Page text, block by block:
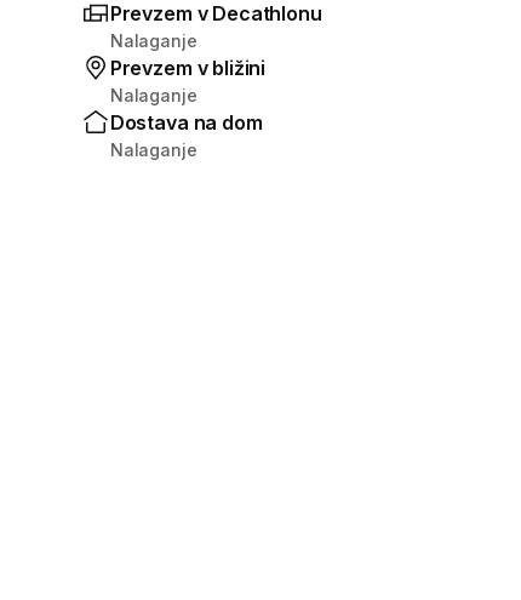
Prevzem v Decathlonu
Nalaganje
Prevzem v bližini
Nalaganje
Dostava na dom
Nalaganje